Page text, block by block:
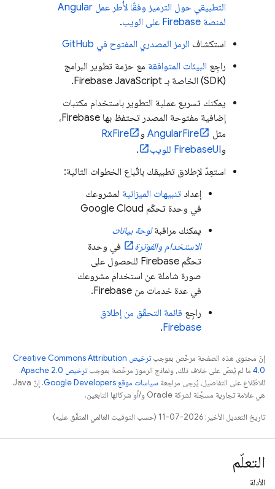
التطبيقي حول الترميز وفقًا لأُطر عمل Angular
لمنصة Firebase على الويب
.
استكشاف الرمز المصدري المفتوح في GitHub
راجِع البيئات المتوافقة مع حزمة تطوير البرامج
(SDK) الخاصة بـ
Firebase JavaScript
.
يمكنك تسريع عملية التطوير باستخدام مكتبات
إضافية مفتوحة المصدر تحتفظ بها Firebase،
مثل
AngularFire و
RxFire
وFirebaseUI للويب
.
استعِدّ لإطلاق تطبيقك باتّباع الخطوات التالية:
إعداد تنبيهات الميزانية لمشروعك
في وحدة تحكّم Google Cloud
يمكنك مراقبةلوحة بيانات
الاستخدام والفوترة
في وحدة
تحكّم Firebase للحصول على
صورة شاملة عن استخدام مشروعك
في عدة خدمات من Firebase.
راجِع قائمة التحقّق من إطلاق
Firebase
.
إنّ محتوى هذه الصفحة مرخّص بموجب
ترخيص Creative Commons Attribution
4.0‏ ما لم يُنصّ على خلاف ذلك، ونماذج الرموز مرخّصة بموجبترخيص Apache 2.0‏
.
للاطّلاع على التفاصيل، يُرجى مراجعة سياسات موقع Google Developers‏
. إنّ Java
هي علامة تجارية مسجَّلة لشركة Oracle و/أو شركائها التابعين.
تاريخ التعديل الأخير: 2026-07-11 (حسب التوقيت العالمي المتفَّق عليه)
التعلّم
الأدلة